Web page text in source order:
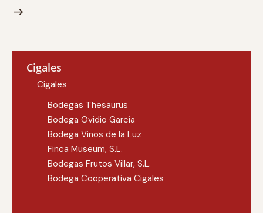
Cigales
Cigales
Bodegas Thesaurus
Bodega Ovidio García
Bodega Vinos de la Luz
Finca Museum, S.L.
Bodegas Frutos Villar, S.L.
Bodega Cooperativa Cigales